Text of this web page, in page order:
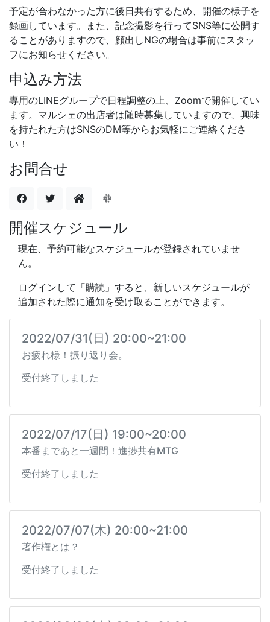
予定が合わなかった方に後日共有するため、開催の様子を
録画しています。また、記念撮影を行ってSNS等に公開す
ることがありますので、顔出しNGの場合は事前にスタッ
フにお知らせください。
申込み方法
専用のLINEグループで日程調整の上、Zoomで開催してい
ます。マルシェの出店者は随時募集していますので、興味
を持たれた方はSNSのDM等からお気軽にご連絡くださ
い！
お問合せ
開催スケジュール
現在、予約可能なスケジュールが登録されていませ
ん。
ログインして「購読」すると、新しいスケジュールが
追加された際に通知を受け取ることができます。
2022/07/31(日) 20:00~21:00
お疲れ様！振り返り会。
受付終了しました
2022/07/17(日) 19:00~20:00
本番まであと一週間！進捗共有MTG
受付終了しました
2022/07/07(木) 20:00~21:00
著作権とは？
受付終了しました